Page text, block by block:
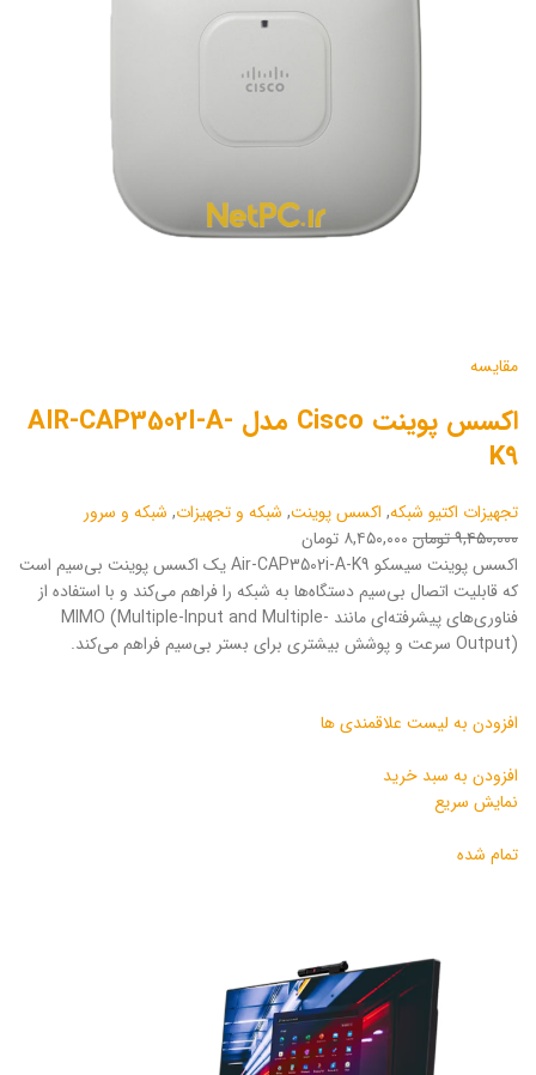
مقایسه
اکسس پوینت Cisco مدل AIR-CAP3502I-A-
K9
تجهیزات اکتیو شبکه, اکسس پوینت, شبکه و تجهیزات, شبکه و سرور
۹,۴۵۰,۰۰۰ تومان
۸,۴۵۰,۰۰۰ تومان
اکسس پوینت سیسکو Air-CAP3502i-A-K9 یک اکسس پوینت بی‌سیم است
که قابلیت اتصال بی‌سیم دستگاه‌ها به شبکه را فراهم می‌کند و با استفاده از
فناوری‌های پیشرفته‌ای مانند MIMO (Multiple-Input and Multiple-
Output) سرعت و پوشش بیشتری برای بستر بی‌سیم فراهم می‌کند.
افزودن به لیست علاقمندی ها
افزودن به سبد خرید
نمایش سریع
تمام شده